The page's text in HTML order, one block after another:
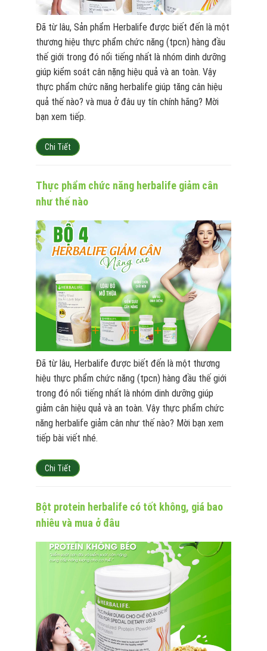
Đã từ lâu, Sản phẩm Herbalife được biết đến là một
thương hiệu thực phẩm chức năng (tpcn) hàng đầu
thế giới trong đó nổi tiếng nhất là nhóm dinh dưỡng
giúp kiểm soát cân nặng hiệu quả và an toàn. Vậy
thực phẩm chức năng herbalife giúp tăng cân hiệu
quả thế nào? và mua ở đâu uy tín chính hãng? Mời
bạn xem tiếp.
Chi Tiết
Thực phẩm chức năng herbalife giảm cân
như thế nào
Đã từ lâu, Herbalife được biết đến là một thương
hiệu thực phẩm chức năng (tpcn) hàng đầu thế giới
trong đó nổi tiếng nhất là nhóm dinh dưỡng giúp
giảm cân hiệu quả và an toàn. Vậy thực phẩm chức
năng herbalife giảm cân như thế nào? Mời bạn xem
tiếp bài viết nhé.
Chi Tiết
Bột protein herbalife có tốt không, giá bao
nhiêu và mua ở đâu